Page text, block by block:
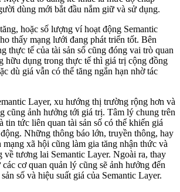
dùng mới bắt đầu nắm giữ và sử dụng.
hoặc số lượng ví hoạt động Semantic
thấy mạng lưới đang phát triển tốt. Bên
thực tế của tài sản số cũng đóng vai trò quan
hữu dụng trong thực tế thì giá trị cộng đồng
dù giá vẫn có thể tăng ngắn hạn nhờ tác
Layer, xu hướng thị trường rộng hơn và
cũng ảnh hưởng tới giá trị. Tâm lý chung trên
tin tức liên quan tài sản số có thể khiến giá
Những thông báo lớn, truyền thông, hay
mạng xã hội cũng làm gia tăng nhận thức và
về tương lai Semantic Layer. Ngoài ra, thay
cơ quan quản lý cũng sẽ ảnh hưởng đến
số và hiệu suất giá của Semantic Layer.